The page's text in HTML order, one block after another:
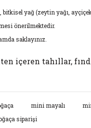
bitkisel yağ (zeytin yağı,
önerilmektedir.
saklayınız.
içeren tahıllar,
mini mayalı
siparişi